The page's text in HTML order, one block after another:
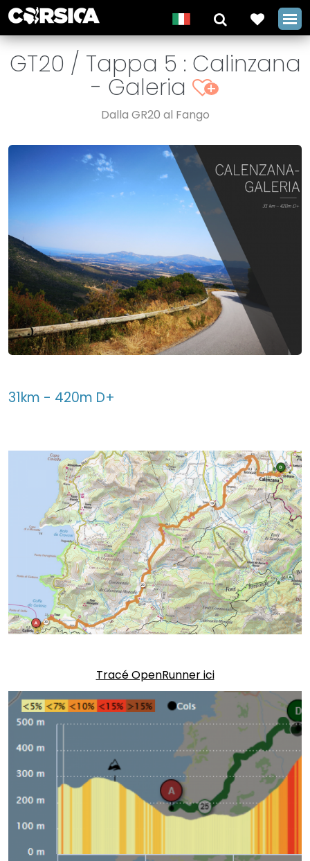
GT20 / Tappa 5 : Calinzana
- Galeria +
Dalla GR20 al Fango
31km - 420m D+
Tracé OpenRunner ici